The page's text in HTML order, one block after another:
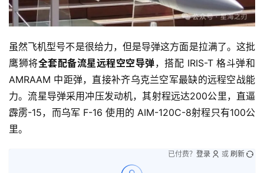
虽然飞机型号不是很给力，但是导弹这方面是拉满了。这批
鹰狮将全套配备流星远程空空导弹，搭配 IRIS-T 格斗弹和
AMRAAM 中距弹，直接补齐乌克兰空军最缺的远程空战能
力。流星导弹采用冲压发动机，其射程远达200公里，直逼
霹雳-15，而乌军 F-16 使用的 AIM-120C-8射程只有100公
里。
已付费？ 登录 或 刷新